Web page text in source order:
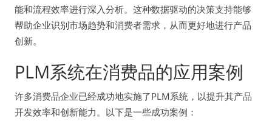
能和流程效率进行深入分析。这种数据驱动的决策支持能够
帮助企业识别市场趋势和消费者需求，从而更好地进行产品
创新。
PLM系统在消费品的应用案例
许多消费品企业已经成功地实施了PLM系统，以提升其产品
开发效率和创新能力。以下是一些成功案例：